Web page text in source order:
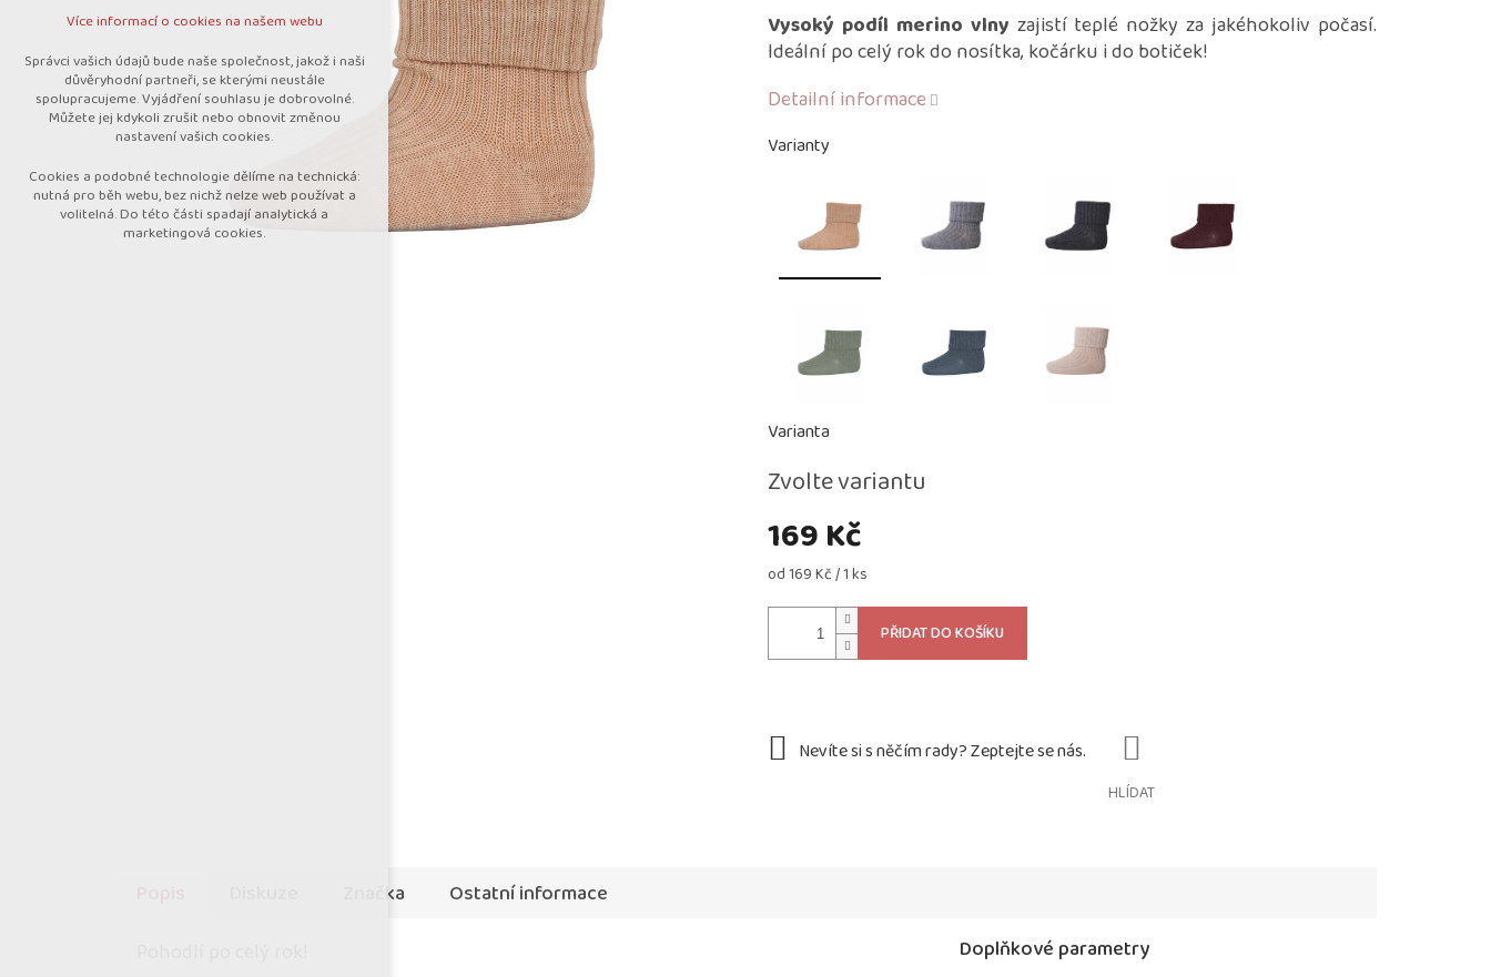
0,0
z
5
169 Kč
Měrná
od 169 Kč / 1 ks
Zvolte variantu
Varianty
Varianta
PŘIDAT DO KOŠÍKU
Vysoký podíl merino vlny zajistí teplé nožky za jakéhokoliv počasí.
Ideální po celý rok do nosítka, kočárku i do botiček!
Detailní informace
HLÍDAT
Značka
Ostatní informace
Doplňkové parametry
návštěvnosti
marketingová cookies (Google)
Více informací o cookies na našem webu
Přijmout všechny cookies
Odmítnout vše
Více informací o cookies na našem webu
Správci vašich údajů bude naše společnost, jakož i naši
důvěryhodní partneři, se kterými neustále
spolupracujeme. Vyjádření souhlasu je dobrovolné.
Můžete jej kdykoli zrušit nebo obnovit změnou
nastavení vašich cookies.
Cookies a podobné technologie dělíme na technická:
nutná pro běh webu, bez nichž nelze web používat a
volitelná. Do této části spadají analytická a
marketingová cookies.